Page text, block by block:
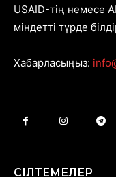
USAID-тің немесе
міндетті түрде
Хабарласыңыз:
СІЛТЕМЕЛЕР